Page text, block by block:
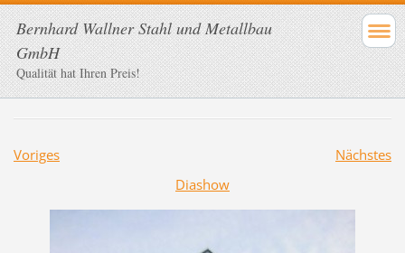
Bernhard Wallner Stahl und Metallbau
GmbH
Qualität hat Ihren Preis!
Voriges
Nächstes
Diashow